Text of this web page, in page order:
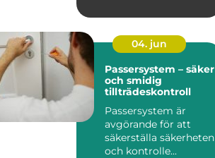
04. jun
Passersystem – säker
och smidig
tillträdeskontroll
Passersystem är
avgörande för att
säkerställa säkerheten
och kontrolle...